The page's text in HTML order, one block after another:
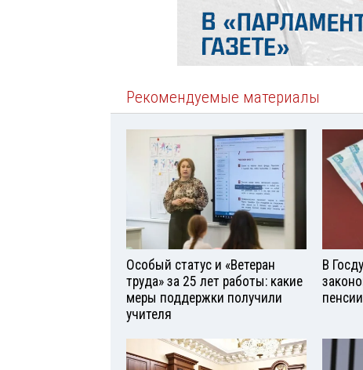
Рекомендуемые материалы
Особый статус и «Ветеран
труда» за 25 лет работы: какие
меры поддержки получили
учителя
В
пенсии